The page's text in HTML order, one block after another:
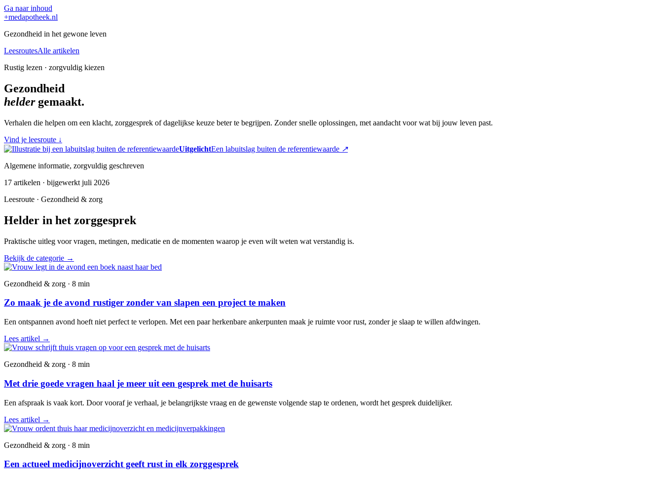
Ga naar inhoud
+medapotheek.nl
Gezondheid in het gewone leven
LeesroutesAlle artikelen
Rustig lezen · zorgvuldig kiezen
Gezondheid
heldergemaakt.
Verhalen die helpen om een klacht, zorggesprek of dagelijkse keuze beter te begrijpen. Zonder snelle oplossingen, met aandacht voor wat bij jouw leven past.
Vind je leesroute ↓
UitgelichtEen labuitslag buiten de referentiewaarde ↗
Algemene informatie, zorgvuldig geschreven
17 artikelen · bijgewerkt juli 2026
Leesroute · Gezondheid & zorg
Helder in het zorggesprek
Praktische uitleg voor vragen, metingen, medicatie en de momenten waarop je even wilt weten wat verstandig is.
Bekijk de categorie →
Gezondheid & zorg · 8 min
Zo maak je de avond rustiger zonder van slapen een project te maken
Een ontspannen avond hoeft niet perfect te verlopen. Met een paar herkenbare ankerpunten maak je ruimte voor rust, zonder je slaap te willen afdwingen.
Lees artikel →
Gezondheid & zorg · 8 min
Met drie goede vragen haal je meer uit een gesprek met de huisarts
Een afspraak is vaak kort. Door vooraf je verhaal, je belangrijkste vraag en de gewenste volgende stap te ordenen, wordt het gesprek duidelijker.
Lees artikel →
Gezondheid & zorg · 8 min
Een actueel medicijnoverzicht geeft rust in elk zorggesprek